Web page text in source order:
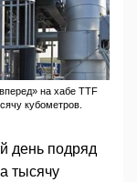
на хабе TTF
кубометров.
день подряд
тысячу